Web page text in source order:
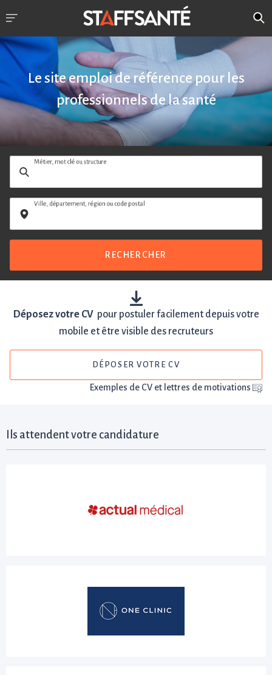
Le site emploi de référence pour les
professionnels de la santé
Métier, mot clé ou structure
Ville, département, région ou code postal
RECHERCHER
Déposez votre CVpour postuler facilement depuis votre
mobile et être visible des recruteurs
DÉPOSER VOTRE CV
Exemples de CV et lettres de motivations
Ils attendent votre candidature